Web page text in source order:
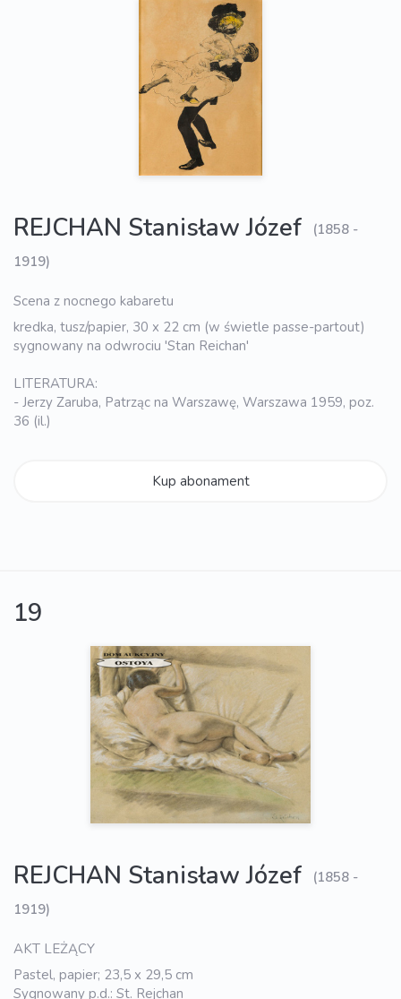
REJCHAN Stanisław Józef
(1858 -
1919)
Scena z nocnego kabaretu
kredka, tusz/papier, 30 x 22 cm (w świetle passe-partout)
sygnowany na odwrociu 'Stan Reichan'
LITERATURA:
- Jerzy Zaruba, Patrząc na Warszawę, Warszawa 1959, poz.
36 (il.)
Kup abonament
19
REJCHAN Stanisław Józef
(1858 -
1919)
AKT LEŻĄCY
Pastel, papier; 23,5 x 29,5 cm
Sygnowany p.d.: St. Rejchan